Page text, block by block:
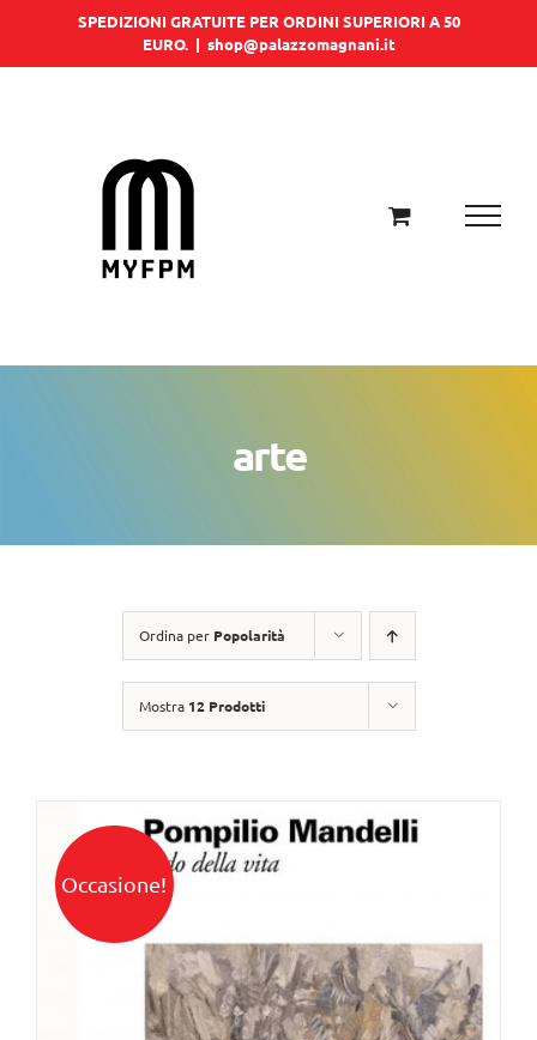
SPEDIZIONI GRATUITE PER ORDINI SUPERIORI A 50
EURO. | shop@palazzomagnani.it
arte
Ordina per Popolarità
Mostra 12 Prodotti
Occasione!